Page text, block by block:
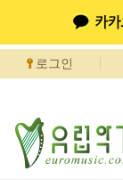
로그인